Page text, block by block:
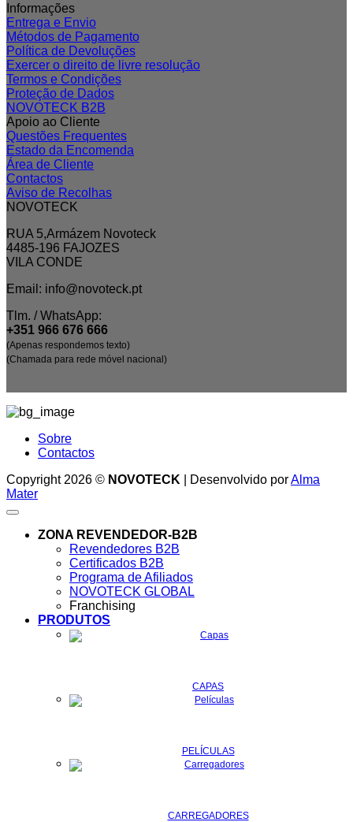
Informações
Entrega e Envio
Métodos de Pagamento
Política de Devoluções
Exercer o direito de livre resolução
Termos e Condições
Proteção de Dados
NOVOTECK B2B
Apoio ao Cliente
Questões Frequentes
Estado da Encomenda
Área de Cliente
Contactos
Aviso de Recolhas
NOVOTECK
RUA 5,Armázem Novoteck
4485-196 FAJOZES
VILA CONDE
Email: info@novoteck.pt
Tlm. / WhatsApp:
+351 966 676 666
(Apenas respondemos texto)
(Chamada para rede móvel nacional)
Sobre
Contactos
Copyright 2026 © NOVOTECK | Desenvolvido porAlma
Mater
ZONA REVENDEDOR-B2B
Revendedores B2B
Certificados B2B
Programa de Afiliados
NOVOTECK GLOBAL
Franchising
PRODUTOS
CAPAS
PELÍCULAS
CARREGADORES